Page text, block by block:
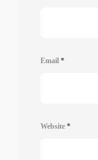
Email *
Website *